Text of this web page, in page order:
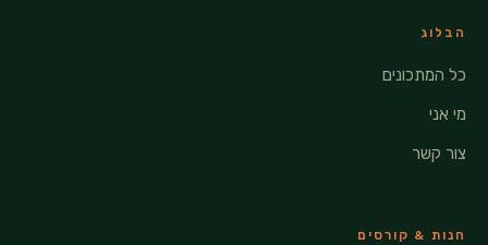
הבלוג
כל המתכונים
מי אני
צור קשר
חנות & קורסים